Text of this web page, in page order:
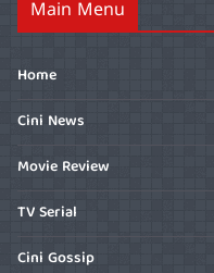
Main Menu
Home
Cini News
Movie Review
TV Serial
Cini Gossip